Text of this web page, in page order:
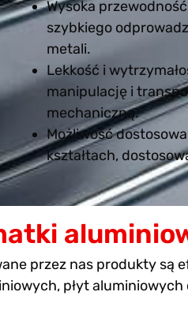
Wysoka
szybkiego
metali.
Lekkość i
manipulację i
mechaniczną.
Możliwość
kształtach,
przez nas produkty są
płyt